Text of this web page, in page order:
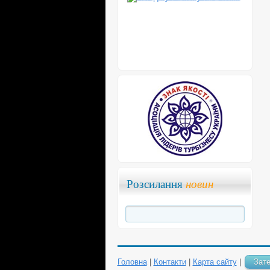
Розсилання новин
Головна| Контакти| Карта сайту|